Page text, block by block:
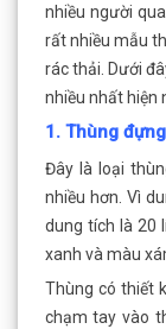
nhiều người
rất nhiều mẫu
rác thải. Dưới
nhiều nhất hiện
1. Thùng
Đây là loại
nhiều hơn. Vì
dung tích là 20
xanh và màu
Thùng có thiết
chạm tay vào